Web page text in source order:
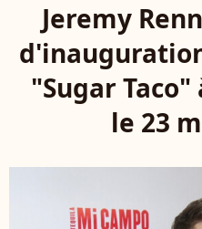
Jeremy
"Sugar Taco"
le 23